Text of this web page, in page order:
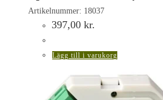
Artikelnummer: 18037
397,00 kr.
Lägg till i varukorg